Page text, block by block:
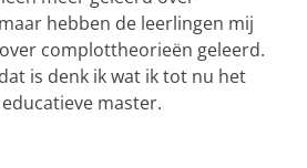
hebben de leerlingen mij
complottheorieën geleerd.
is denk ik wat ik tot nu het
master.